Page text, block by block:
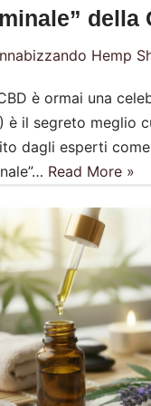
della
Hemp
è ormai una
è il segreto meglio
dagli esperti come
Read More »